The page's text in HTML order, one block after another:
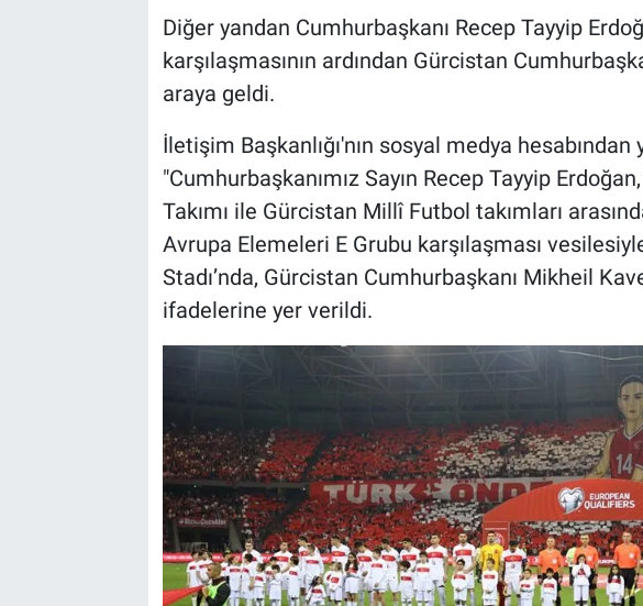
Diğer yandan Cumhurbaşkanı Recep Tayyip
karşılaşmasının ardından Gürcistan
araya geldi.
İletişim Başkanlığı'nın sosyal medya hesabından
"Cumhurbaşkanımız Sayın Recep Tayyip
Takımı ile Gürcistan Millî Futbol takımları
Avrupa Elemeleri E Grubu karşılaşması
Stadı’nda, Gürcistan Cumhurbaşkanı Mikheil
ifadelerine yer verildi.